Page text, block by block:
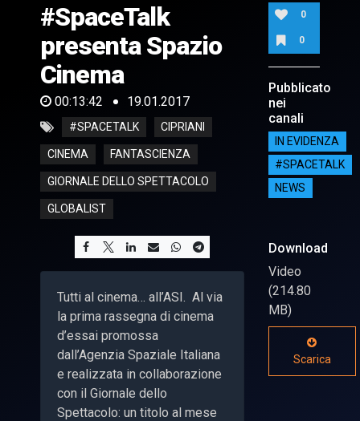
42
seconds
#SpaceTalk
presenta Spazio
Cinema
00:13:42 19.01.2017
#SPACETALK CIPRIANI
CINEMA FANTASCIENZA
GIORNALE DELLO SPETTACOLO
GLOBALIST
Tutti al cinema… all’ASI. Al via
la prima rassegna di cinema
d’essai promossa
dall’Agenzia Spaziale Italiana
e realizzata in collaborazione
con il Giornale dello
Spettacolo: un titolo al mese
0
0
Pubblicato
nei
canali
IN EVIDENZA
#SPACETALK
NEWS
Download
Video
(214.80
MB)
Scarica